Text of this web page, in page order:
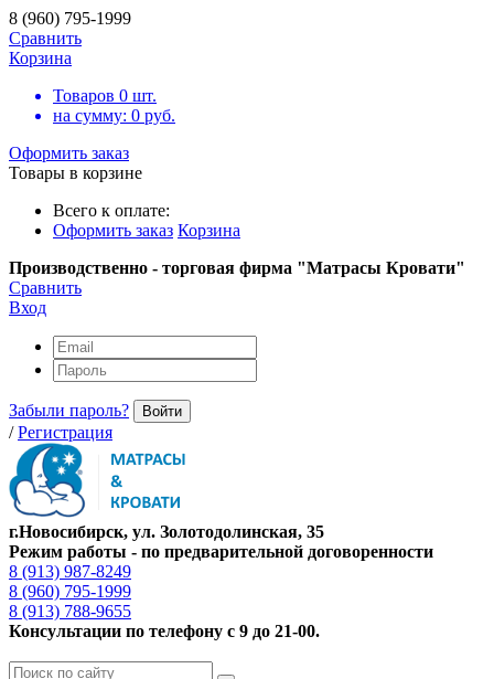
8 (960) 795-1999
Сравнить
Корзина
Товаров 0 шт.
на сумму: 0 руб.
Оформить заказ
Товары в корзине
Всего к оплате:
Оформить заказ Корзина
Производственно - торговая фирма "Матрасы Кровати"
Сравнить
Вход
Забыли пароль? Войти
/ Регистрация
г.Новосибирск, ул. Золотодолинская, 35
Режим работы - по предварительной договоренности
8 (913) 987-8249
8 (960) 795-1999
8 (913) 788-9655
Консультации по телефону с 9 до 21-00.